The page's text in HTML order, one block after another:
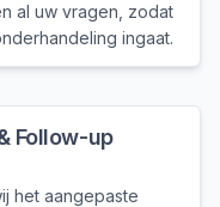
al uw vragen, zodat
ingaat.
Follow-up
het aangepaste